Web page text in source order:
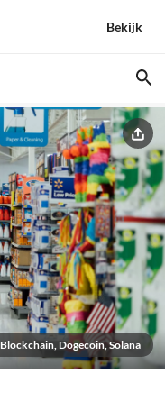
Bekijk
Blockchain, Dogecoin, Solana